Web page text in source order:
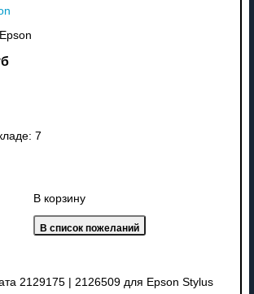
Epson
7
В корзину
2129175 | 2126509 для Epson Stylus